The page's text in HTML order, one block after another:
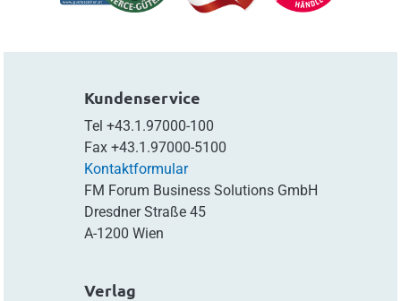
Kundenservice
Tel +43.1.97000-100
Fax +43.1.97000-5100
Kontaktformular
FM Forum Business Solutions GmbH
Dresdner Straße 45
A-1200 Wien
Verlag